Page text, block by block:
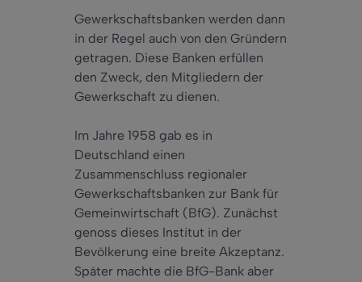
Gewerkschaftsbanken werden dann
in der Regel auch von den Gründern
getragen. Diese Banken erfüllen
den Zweck, den Mitgliedern der
Gewerkschaft zu dienen.
Im Jahre 1958 gab es in
Deutschland einen
Zusammenschluss regionaler
Gewerkschaftsbanken zur Bank für
Gemeinwirtschaft (BfG). Zunächst
genoss dieses Institut in der
Bevölkerung eine breite Akzeptanz.
Später machte die BfG-Bank aber